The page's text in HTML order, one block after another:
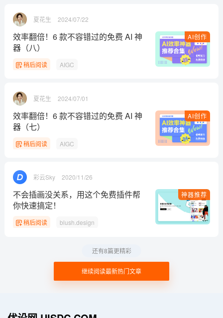
夏花生 2024/07/22
AI创作
效率翻倍！6 款不容错过的免费 AI 神
器（八）
稍后阅读 AIGC
夏花生 2024/07/01
AI创作
效率翻倍！6 款不容错过的免费 AI 神
器（七）
稍后阅读 AIGC
彩云Sky 2020/11/26
神器推荐
不会插画没关系，用这个免费插件帮
你快速搞定！
稍后阅读 blush.design
继续阅读最新热门文章
还有8篇更精彩